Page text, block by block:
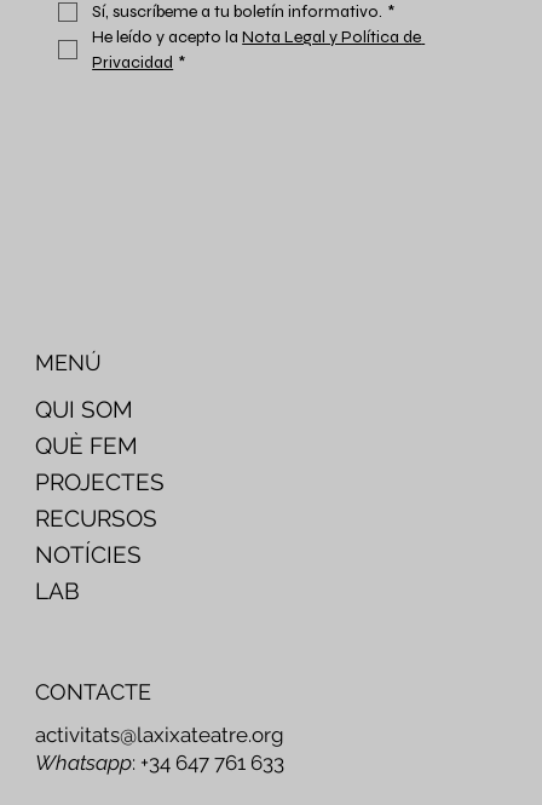
Sí, suscríbeme a tu boletín informativo. *
He leído y acepto la Nota Legal y Política de
Privacidad *
QUI SOM
QUÈ FEM
PROJECTES
RECURSOS
NOTÍCIES
LAB
MENÚ
CONTACTE
activitats@laxixateatre.org
Whatsapp: +34 647 761 633